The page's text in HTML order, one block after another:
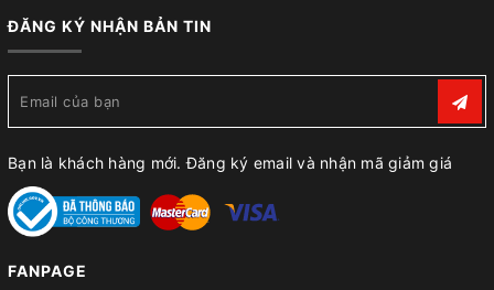
ĐĂNG KÝ NHẬN BẢN TIN
Bạn là khách hàng mới. Đăng ký email và nhận mã giảm giá
FANPAGE